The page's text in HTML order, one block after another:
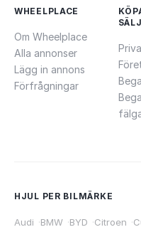
WHEELPLACE
Om Wheelplace
Alla annonser
Lägg in annons
Förfrågningar
HJUL PER BILMÄRKE
Audi ·BMW ·BYD ·Citroen ·